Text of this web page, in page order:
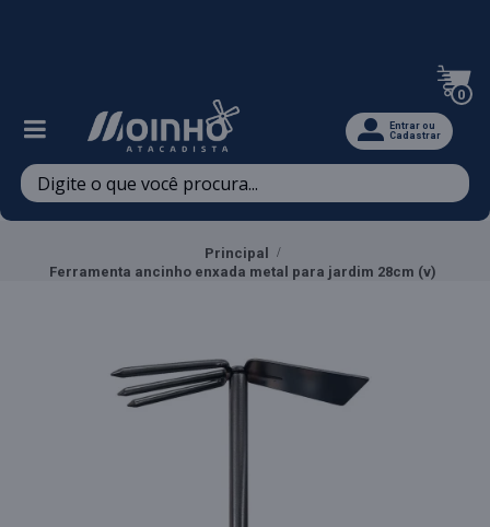
0
Entrar ou
Cadastrar
Principal
Ferramenta ancinho enxada metal para jardim 28cm (v)